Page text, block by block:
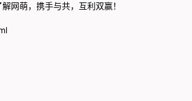
网萌，携手与共，互利双赢！